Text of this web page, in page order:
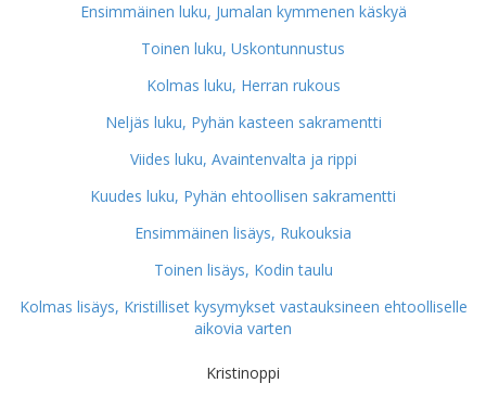
Ensimmäinen luku, Jumalan kymmenen käskyä
Toinen luku, Uskontunnustus
Kolmas luku, Herran rukous
Neljäs luku, Pyhän kasteen sakramentti
Viides luku, Avaintenvalta ja rippi
Kuudes luku, Pyhän ehtoollisen sakramentti
Ensimmäinen lisäys, Rukouksia
Toinen lisäys, Kodin taulu
Kolmas lisäys, Kristilliset kysymykset vastauksineen ehtoolliselle
aikovia varten
Kristinoppi